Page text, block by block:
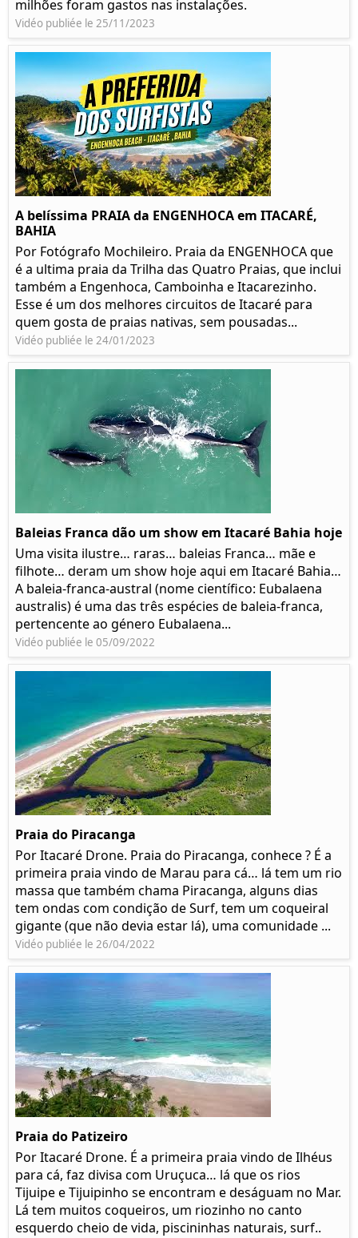
milhões foram gastos nas instalações.
Vidéo publiée le 25/11/2023
A belíssima PRAIA da ENGENHOCA em ITACARÉ,
BAHIA
Por Fotógrafo Mochileiro. Praia da ENGENHOCA que
é a ultima praia da Trilha das Quatro Praias, que inclui
também a Engenhoca, Camboinha e Itacarezinho.
Esse é um dos melhores circuitos de Itacaré para
quem gosta de praias nativas, sem pousadas...
Vidéo publiée le 24/01/2023
Baleias Franca dão um show em Itacaré Bahia hoje
Uma visita ilustre… raras… baleias Franca… mãe e
filhote… deram um show hoje aqui em Itacaré Bahia…
A baleia-franca-austral (nome científico: Eubalaena
australis) é uma das três espécies de baleia-franca,
pertencente ao género Eubalaena...
Vidéo publiée le 05/09/2022
Praia do Piracanga
Por Itacaré Drone. Praia do Piracanga, conhece ? É a
primeira praia vindo de Marau para cá… lá tem um rio
massa que também chama Piracanga, alguns dias
tem ondas com condição de Surf, tem um coqueiral
gigante (que não devia estar lá), uma comunidade ...
Vidéo publiée le 26/04/2022
Praia do Patizeiro
Por Itacaré Drone. É a primeira praia vindo de Ilhéus
para cá, faz divisa com Uruçuca… lá que os rios
Tijuipe e Tijuipinho se encontram e deságuam no Mar.
Lá tem muitos coqueiros, um riozinho no canto
esquerdo cheio de vida, piscininhas naturais, surf..